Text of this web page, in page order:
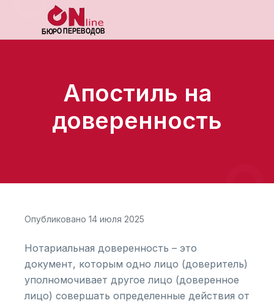
Апостиль на
доверенность
Опубликовано 14 июля 2025
Нотариальная доверенность – это
документ, которым одно лицо (доверитель)
уполномочивает другое лицо (доверенное
лицо) совершать определенные действия от